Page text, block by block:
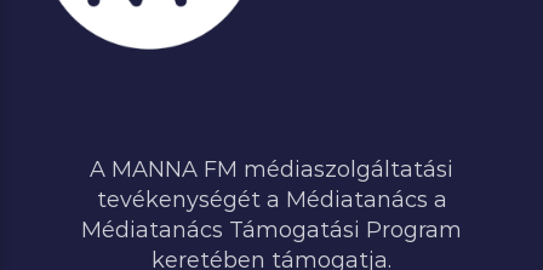
A MANNA FM médiaszolgáltatási
tevékenységét a Médiatanács a
Médiatanács Támogatási Program
keretében támogatja.